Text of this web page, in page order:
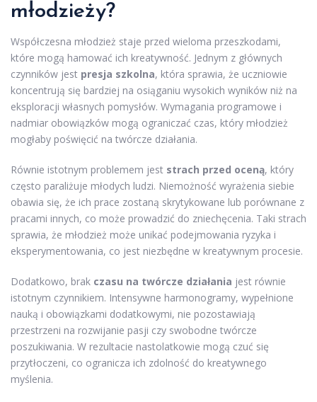
młodzieży?
Współczesna młodzież staje przed wieloma przeszkodami,
które mogą hamować ich kreatywność. Jednym z głównych
czynników jest presja szkolna, która sprawia, że uczniowie
koncentrują się bardziej na osiąganiu wysokich wyników niż na
eksploracji własnych pomysłów. Wymagania programowe i
nadmiar obowiązków mogą ograniczać czas, który młodzież
mogłaby poświęcić na twórcze działania.
Równie istotnym problemem jest strach przed oceną, który
często paraliżuje młodych ludzi. Niemożność wyrażenia siebie
obawia się, że ich prace zostaną skrytykowane lub porównane z
pracami innych, co może prowadzić do zniechęcenia. Taki strach
sprawia, że młodzież może unikać podejmowania ryzyka i
eksperymentowania, co jest niezbędne w kreatywnym procesie.
Dodatkowo, brak czasu na twórcze działania jest równie
istotnym czynnikiem. Intensywne harmonogramy, wypełnione
nauką i obowiązkami dodatkowymi, nie pozostawiają
przestrzeni na rozwijanie pasji czy swobodne twórcze
poszukiwania. W rezultacie nastolatkowie mogą czuć się
przytłoczeni, co ogranicza ich zdolność do kreatywnego
myślenia.